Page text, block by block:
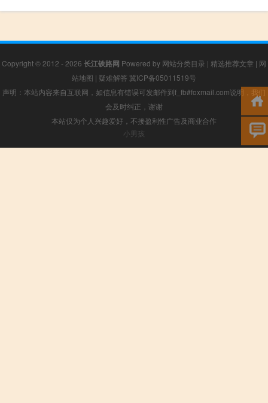
Copyright © 2012 - 2026 长江铁路网 Powered by 网站分类目录 | 精选推荐文章 | 网
站地图 | 疑难解答 冀ICP备05011519号
声明：本站内容来自互联网，如信息有错误可发邮件到f_fb#foxmail.com说明，我们
会及时纠正，谢谢
本站仅为个人兴趣爱好，不接盈利性广告及商业合作
小男孩